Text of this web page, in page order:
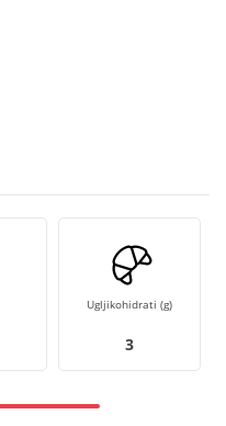
Ugljikohidrati (g)
3